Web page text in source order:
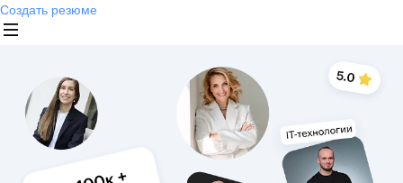
Создать резюме